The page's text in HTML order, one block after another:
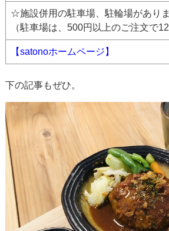
☆施設併用の駐車場、駐輪場がありま
（駐車場は、500円以上のご注文で
【satonoホームページ】
下の記事もぜひ。